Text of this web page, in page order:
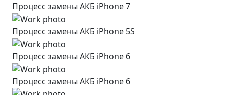
Процесс замены АКБ iPhone 7
Процесс замены АКБ iPhone 5S
Процесс замены АКБ iPhone 6
Процесс замены АКБ iPhone 6